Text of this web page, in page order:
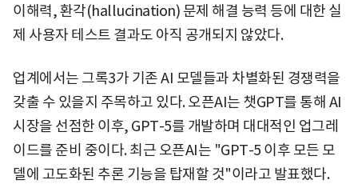
이해력, 환각(hallucination) 문제 해결 능력 등에 대한 실
제 사용자 테스트 결과도 아직 공개되지 않았다.
업계에서는 그록3가 기존 AI 모델들과 차별화된 경쟁력을
갖출 수 있을지 주목하고 있다. 오픈AI는 챗GPT를 통해 AI
시장을 선점한 이후, GPT-5를 개발하며 대대적인 업그레
이드를 준비 중이다. 최근 오픈AI는 "GPT-5 이후 모든 모
델에 고도화된 추론 기능을 탑재할 것"이라고 발표했다.